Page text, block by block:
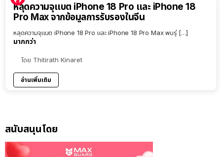
หลุดความจุแบต iPhone 18 Pro และ iPhone 18
Pro Max จากข้อมูลการรับรองในจีน
หลุดความจุแบต iPhone 18 Pro และ iPhone 18 Pro Max พบรุ่ […]
มากกว่า
โดย Thitirath Kinaret
อ่านเพิ่มเติม
สนับสนุนโดย